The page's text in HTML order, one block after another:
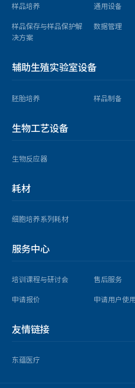
样品培养
通用设备
样品保存与样品保护解
决方案
数据管理
辅助生殖实验室设备
胚胎培养 样品制备
生物工艺设备
生物反应器
耗材
细胞培养系列耗材
服务中心
培训课程与研讨会 售后服务
申请报价
申请用户使
友情链接
东蕴医疗